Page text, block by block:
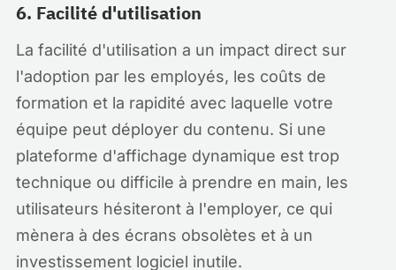
6. Facilité d'utilisation
La facilité d'utilisation a un impact direct sur
l'adoption par les employés, les coûts de
formation et la rapidité avec laquelle votre
équipe peut déployer du contenu. Si une
plateforme d'affichage dynamique est trop
technique ou difficile à prendre en main, les
utilisateurs hésiteront à l'employer, ce qui
mènera à des écrans obsolètes et à un
investissement logiciel inutile.